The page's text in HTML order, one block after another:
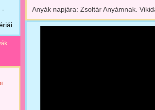
-
Anyák napjára: Zsoltár Anyámnak.